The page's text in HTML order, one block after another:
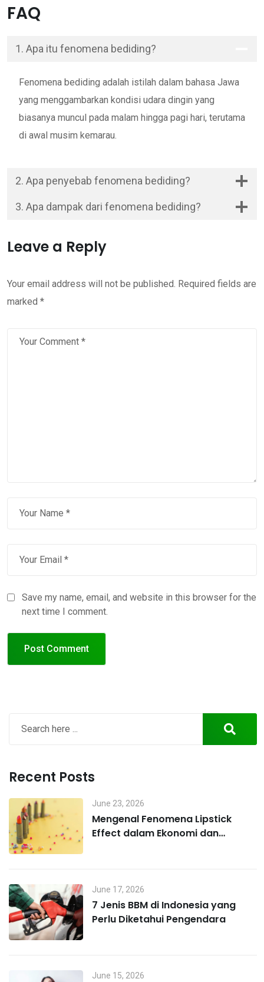
FAQ
1. Apa itu fenomena bediding?
Fenomena bediding adalah istilah dalam bahasa Jawa
yang menggambarkan kondisi udara dingin yang
biasanya muncul pada malam hingga pagi hari, terutama
di awal musim kemarau.
2. Apa penyebab fenomena bediding?
3. Apa dampak dari fenomena bediding?
Leave a Reply
Your email address will not be published. Required fields are
marked *
Save my name, email, and website in this browser for the
next time I comment.
Recent Posts
June 23, 2026
Mengenal Fenomena Lipstick
Effect dalam Ekonomi dan
June 17, 2026
7 Jenis BBM di Indonesia yang
Perlu Diketahui Pengendara
June 15, 2026